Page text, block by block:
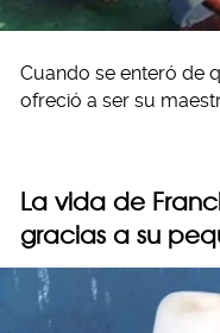
Cuando se enteró de
ofreció a ser su
La vida de
gracias a su